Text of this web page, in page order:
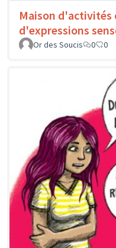
Maison d'activités
d'expressions
Or des Soucis
0 0